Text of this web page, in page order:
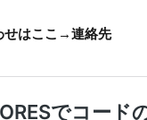
せはここ→連絡先